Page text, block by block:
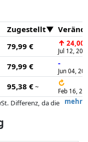
Zugestellt
79,99 € ↑ 24,00
Jul 12,
79,99 € -
Jun 04,
95,38 €~ ↻
Feb 16,
mehr
Differenz, da die